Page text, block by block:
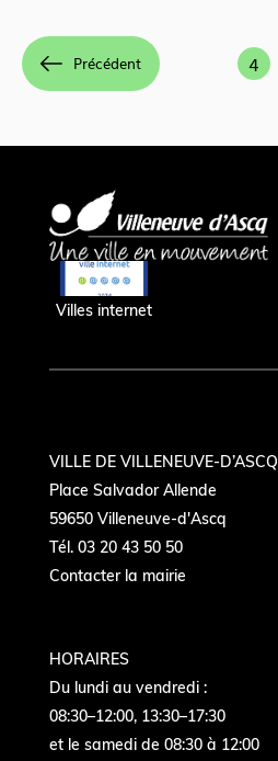
Pagination
Précédent
Page
4
Villes internet
VILLE DE VILLENEUVE-D’ASCQ
Place Salvador Allende
59650 Villeneuve-d'Ascq
Tél. 03 20 43 50 50
Contacter la mairie
HORAIRES
Du lundi au vendredi :
08:30–12:00, 13:30–17:30
et le samedi de 08:30 à 12:00